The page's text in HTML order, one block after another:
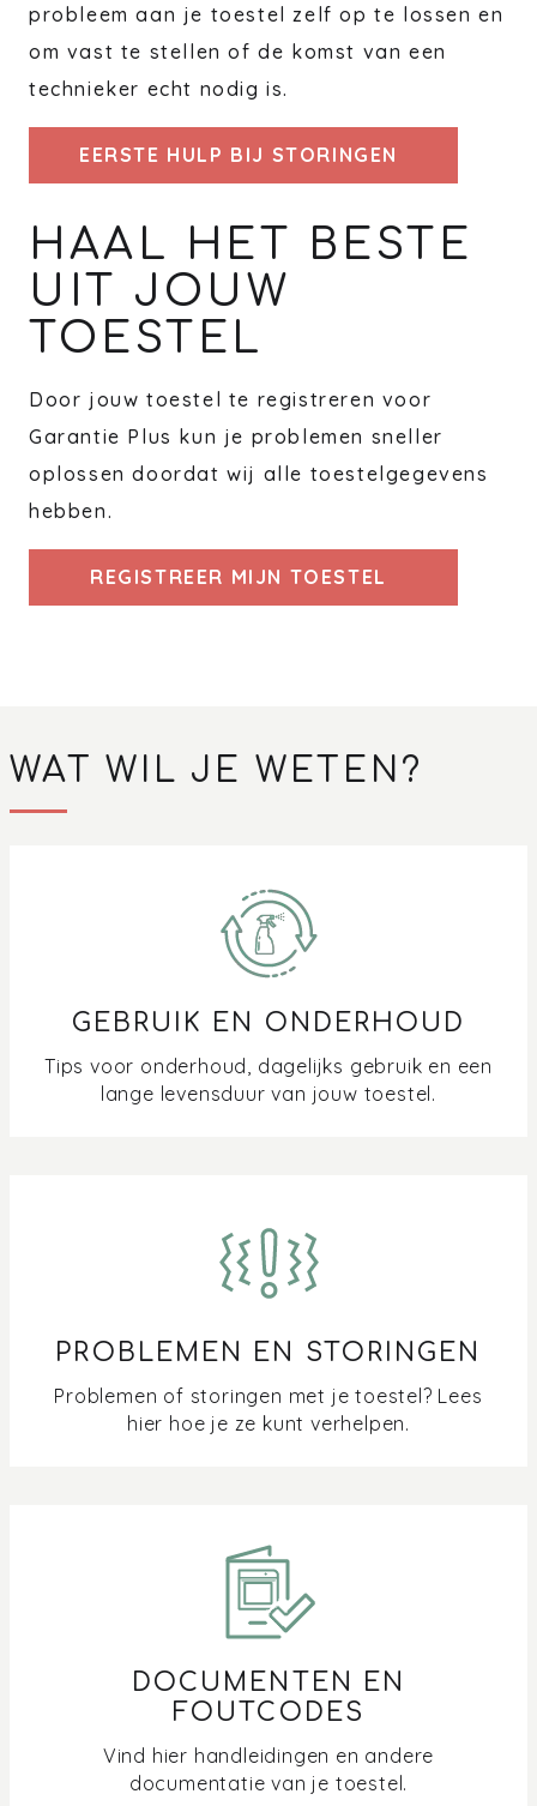
probleem aan je toestel zelf op te lossen en
om vast te stellen of de komst van een
technieker echt nodig is.
EERSTE HULP BIJ STORINGEN
HAAL HET BESTE
UIT JOUW
TOESTEL
Door jouw toestel te registreren voor
Garantie Plus kun je problemen sneller
oplossen doordat wij alle toestelgegevens
hebben.
REGISTREER MIJN TOESTEL
WAT WIL JE WETEN?
GEBRUIK EN ONDERHOUD
Tips voor onderhoud, dagelijks gebruik en een
lange levensduur van jouw toestel.
PROBLEMEN EN STORINGEN
Problemen of storingen met je toestel? Lees
hier hoe je ze kunt verhelpen.
DOCUMENTEN EN
FOUTCODES
Vind hier handleidingen en andere
documentatie van je toestel.